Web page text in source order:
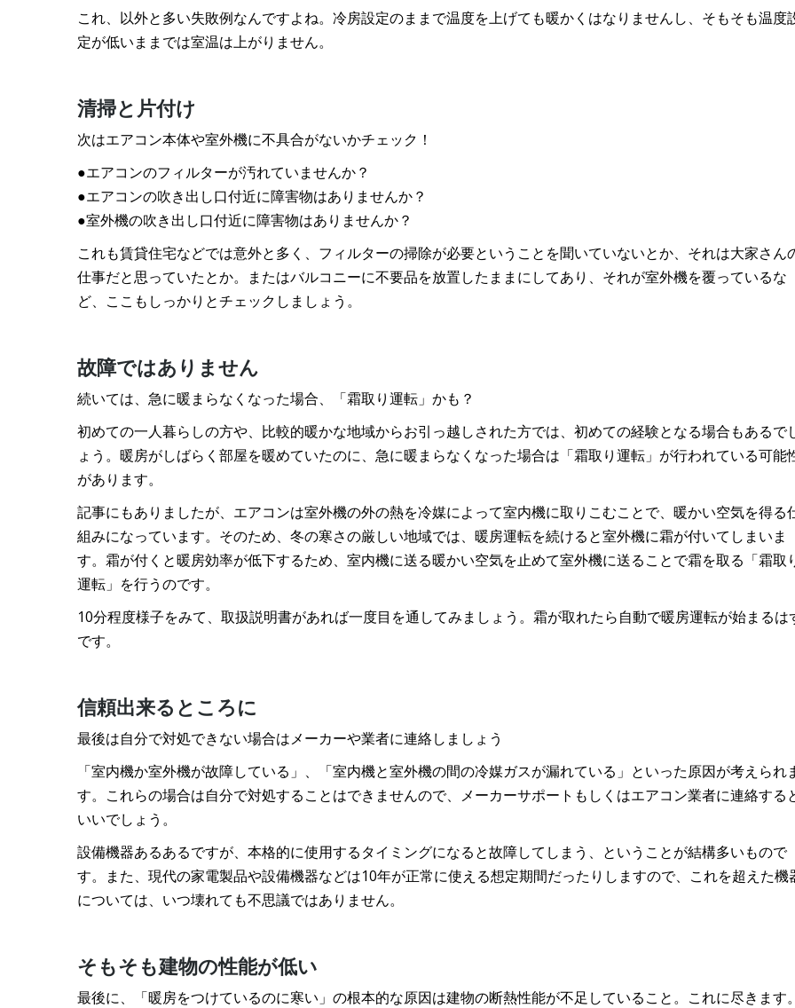
これ、以外と多い失敗例なんですよね。冷房設定のままで温度を上げても暖かくはなりませんし、そもそも温度
定が低いままでは室温は上がりません。
清掃と片付け
次はエアコン本体や室外機に不具合がないかチェック！
●エアコンのフィルターが汚れていませんか？
●エアコンの吹き出し口付近に障害物はありませんか？
●室外機の吹き出し口付近に障害物はありませんか？
これも賃貸住宅などでは意外と多く、フィルターの掃除が必要ということを聞いていないとか、それは大家さん
仕事だと思っていたとか。またはバルコニーに不要品を放置したままにしてあり、それが室外機を覆っているな
ど、ここもしっかりとチェックしましょう。
故障ではありません
続いては、急に暖まらなくなった場合、「霜取り運転」かも？
初めての一人暮らしの方や、比較的暖かな地域からお引っ越しされた方では、初めての経験となる場合もあるで
ょう。暖房がしばらく部屋を暖めていたのに、急に暖まらなくなった場合は「霜取り運転」が行われている可能
があります。
記事にもありましたが、エアコンは室外機の外の熱を冷媒によって室内機に取りこむことで、暖かい空気を得る
組みになっています。そのため、冬の寒さの厳しい地域では、暖房運転を続けると室外機に霜が付いてしまいま
す。霜が付くと暖房効率が低下するため、室内機に送る暖かい空気を止めて室外機に送ることで霜を取る「霜取
運転」を行うのです。
10分程度様子をみて、取扱説明書があれば一度目を通してみましょう。霜が取れたら自動で暖房運転が始まるは
です。
信頼出来るところに
最後は自分で対処できない場合はメーカーや業者に連絡しましょう
「室内機か室外機が故障している」、「室内機と室外機の間の冷媒ガスが漏れている」といった原因が考えられ
す。これらの場合は自分で対処することはできませんので、メーカーサポートもしくはエアコン業者に連絡する
いいでしょう。
設備機器あるあるですが、本格的に使用するタイミングになると故障してしまう、ということが結構多いもので
す。また、現代の家電製品や設備機器などは10年が正常に使える想定期間だったりしますので、これを超えた機
については、いつ壊れても不思議ではありません。
そもそも建物の性能が低い
最後に、「暖房をつけているのに寒い」の根本的な原因は建物の断熱性能が不足していること。これに尽きます